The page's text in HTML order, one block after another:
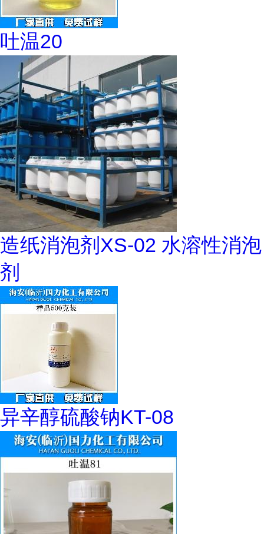
吐温20
造纸消泡剂XS-02 水溶性消泡
剂
异辛醇硫酸钠KT-08